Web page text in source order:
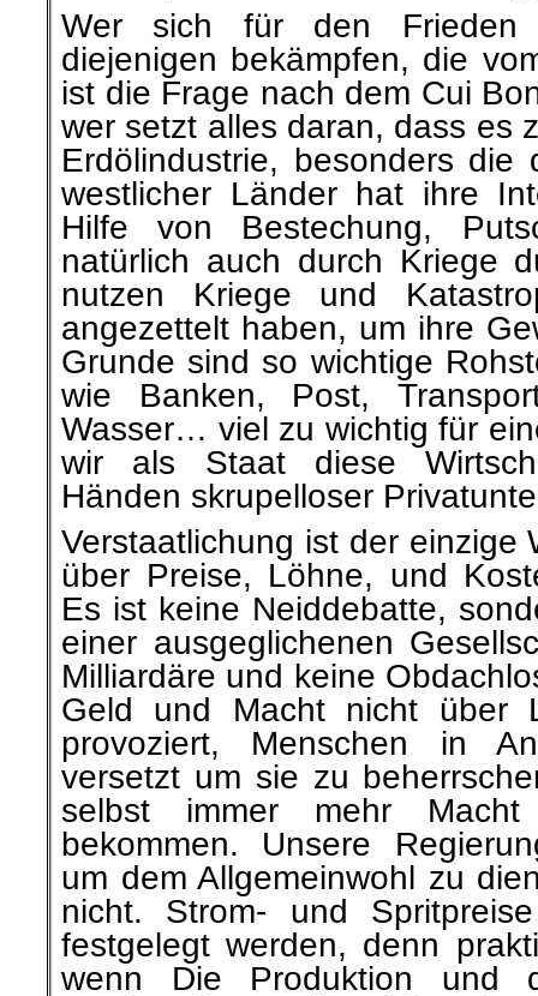
Wer sich für den Frieden
diejenigen bekämpfen, die
ist die Frage nach dem Cui
wer setzt alles daran, dass es
Erdölindustrie, besonders die
westlicher Länder hat ihre
Hilfe von Bestechung,
natürlich auch durch Kriege
nutzen Kriege und
angezettelt haben, um ihre
Grunde sind so wichtige
wie Banken, Post,
Wasser… viel zu wichtig für
wir als Staat diese
Händen skrupelloser
Verstaatlichung ist der einzige
über Preise, Löhne, und
Es ist keine Neiddebatte,
einer ausgeglichenen
Milliardäre und keine
Geld und Macht nicht über
provoziert, Menschen in
versetzt um sie zu
selbst immer mehr
bekommen. Unsere
um dem Allgemeinwohl zu
nicht. Strom- und
festgelegt werden, denn
wenn Die Produktion und